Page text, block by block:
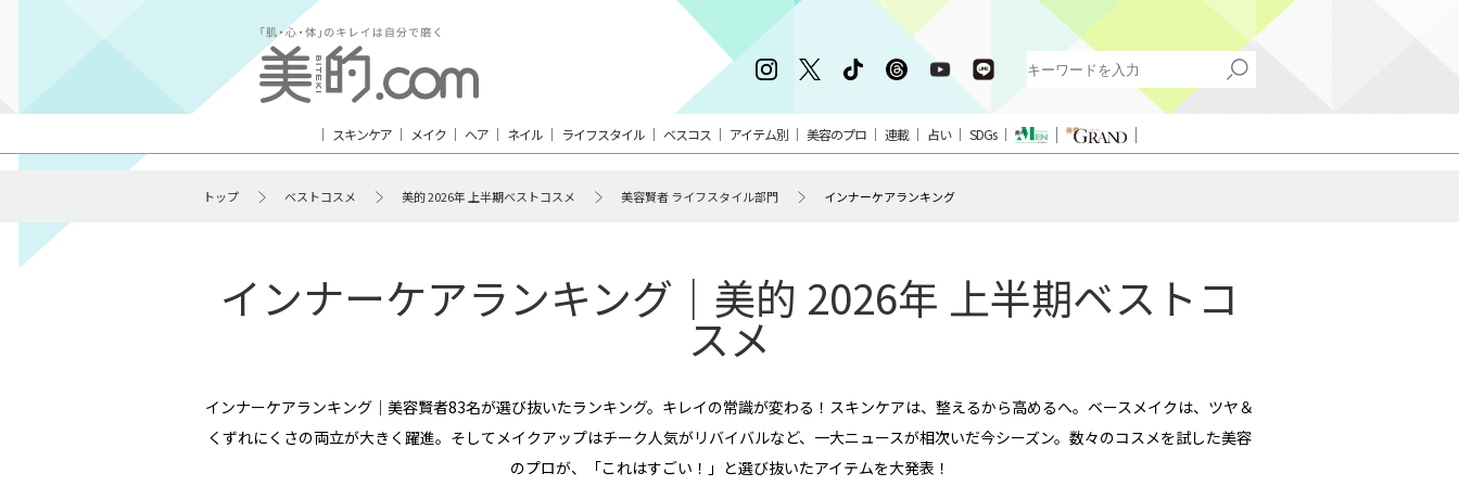
スキンケア メイク ヘア ネイル ライフスタイル ベスコス アイテム別 美容のプロ 連載 占い SDGs
トップ ベストコスメ 美的 2026年 上半期ベストコスメ 美容賢者 ライフスタイル部門 インナーケアランキング
インナーケアランキング｜美的 2026年 上半期ベストコ
スメ
インナーケアランキング｜美容賢者83名が選び抜いたランキング。キレイの常識が変わる！スキンケアは、整えるから高めるへ。ベースメイクは、ツヤ＆
くずれにくさの両立が大きく躍進。そしてメイクアップはチーク人気がリバイバルなど、一大ニュースが相次いだ今シーズン。数々のコスメを試した美容
のプロが、「これはすごい！」と選び抜いたアイテムを大発表！